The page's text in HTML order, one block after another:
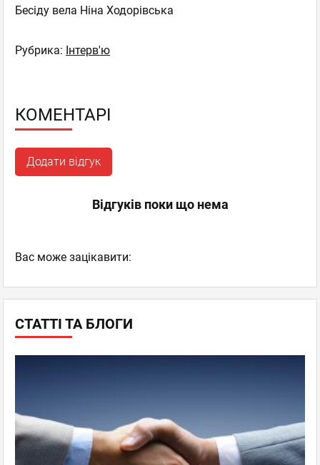
СТАТТІ ТА БЛОГИ
Бесіду вела Ніна Ходорівська
Рубрика: Інтерв'ю
КОМЕНТАРІ
Додати відгук
Відгуків поки що нема
Вас може зацікавити: